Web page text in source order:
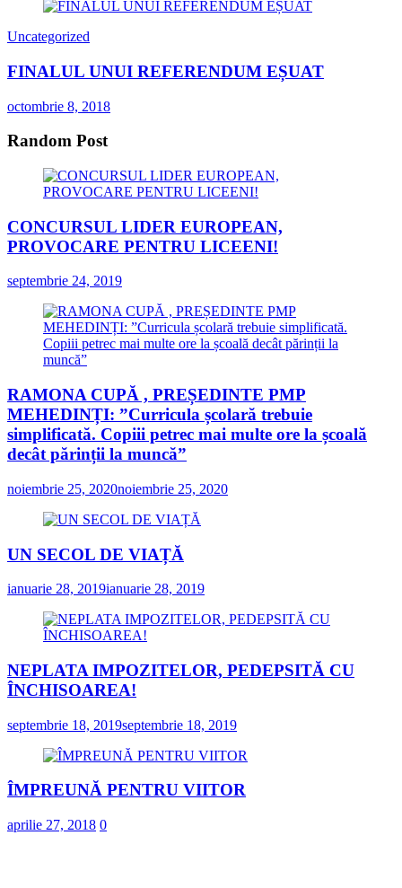
Uncategorized
FINALUL UNUI REFERENDUM EȘUAT
octombrie 8, 2018
Random Post
CONCURSUL LIDER EUROPEAN,
PROVOCARE PENTRU LICEENI!
septembrie 24, 2019
RAMONA CUPĂ , PREȘEDINTE PMP
MEHEDINȚI: ”Curricula școlară trebuie
simplificată. Copiii petrec mai multe ore la școală
decât părinții la muncă”
noiembrie 25, 2020noiembrie 25, 2020
UN SECOL DE VIAȚĂ
ianuarie 28, 2019ianuarie 28, 2019
NEPLATA IMPOZITELOR, PEDEPSITĂ CU
ÎNCHISOAREA!
septembrie 18, 2019septembrie 18, 2019
ÎMPREUNĂ PENTRU VIITOR
aprilie 27, 2018 0